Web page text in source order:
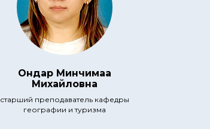
Ондар Минчимаа
Михайловна
старший преподаватель кафедры
географии и туризма